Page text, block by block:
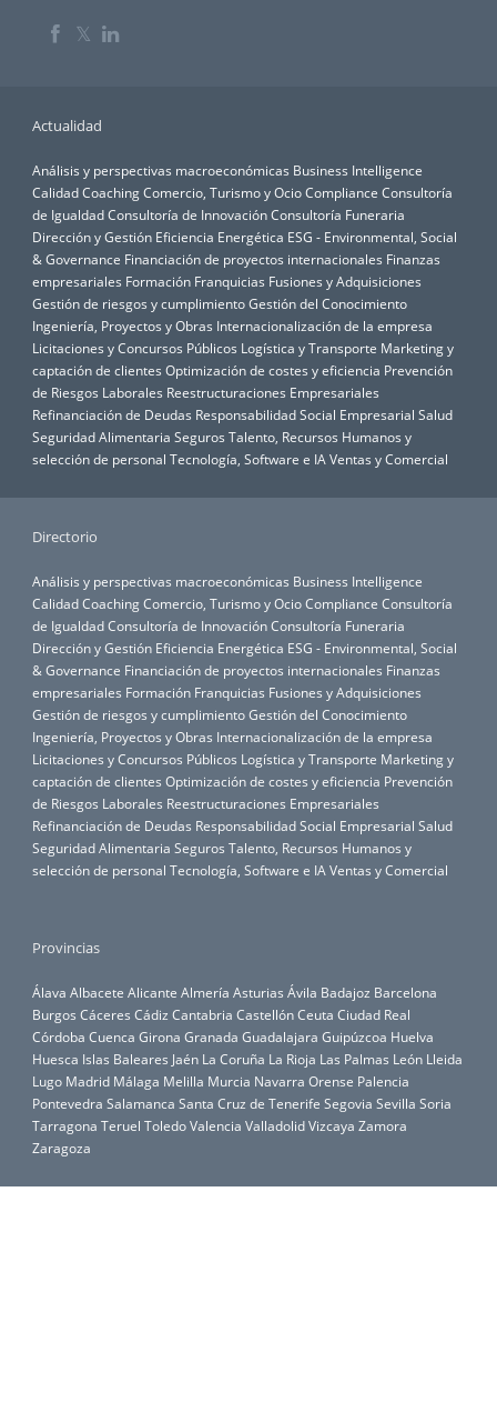
𝕏
Actualidad
Análisis y perspectivas macroeconómicas Business Intelligence
CalidadCoachingComercio, Turismo y OcioCompliance Consultoría
de IgualdadConsultoría de InnovaciónConsultoría Funeraria
Dirección y Gestión Eficiencia Energética ESG - Environmental, Social
& Governance Financiación de proyectos internacionales Finanzas
empresariales Formación Franquicias Fusiones y Adquisiciones
Gestión de riesgos y cumplimientoGestión del Conocimiento
Ingeniería, Proyectos y Obras Internacionalización de la empresa
Licitaciones y Concursos Públicos Logística y Transporte Marketing y
captación de clientes Optimización de costes y eficiencia Prevención
de Riesgos Laborales Reestructuraciones Empresariales
Refinanciación de Deudas Responsabilidad Social Empresarial Salud
Seguridad Alimentaria Seguros Talento, Recursos Humanos y
selección de personal Tecnología, Software e IA Ventas y Comercial
Directorio
Análisis y perspectivas macroeconómicas Business Intelligence
CalidadCoachingComercio, Turismo y OcioCompliance Consultoría
de IgualdadConsultoría de InnovaciónConsultoría Funeraria
Dirección y Gestión Eficiencia Energética ESG - Environmental, Social
& Governance Financiación de proyectos internacionales Finanzas
empresariales Formación Franquicias Fusiones y Adquisiciones
Gestión de riesgos y cumplimientoGestión del Conocimiento
Ingeniería, Proyectos y Obras Internacionalización de la empresa
Licitaciones y Concursos Públicos Logística y Transporte Marketing y
captación de clientes Optimización de costes y eficiencia Prevención
de Riesgos Laborales Reestructuraciones Empresariales
Refinanciación de Deudas Responsabilidad Social Empresarial Salud
Seguridad Alimentaria Seguros Talento, Recursos Humanos y
selección de personal Tecnología, Software e IA Ventas y Comercial
Provincias
Álava Albacete Alicante Almería Asturias Ávila Badajoz Barcelona
Burgos Cáceres Cádiz Cantabria CastellónCeuta Ciudad Real
Córdoba Cuenca Girona Granada Guadalajara Guipúzcoa Huelva
Huesca Islas Baleares Jaén La Coruña La Rioja Las Palmas León Lleida
Lugo Madrid Málaga Melilla Murcia Navarra Orense Palencia
Pontevedra Salamanca Santa Cruz de Tenerife Segovia Sevilla Soria
Tarragona Teruel ToledoValencia ValladolidVizcaya Zamora
Zaragoza